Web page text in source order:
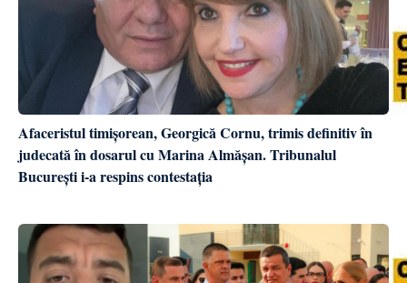
Afaceristul timișorean, Georgică Cornu, trimis definitiv în
judecată în dosarul cu Marina Almășan. Tribunalul
București i-a respins contestația